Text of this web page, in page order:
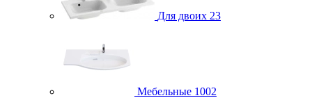
Для двоих 23
Мебельные 1002